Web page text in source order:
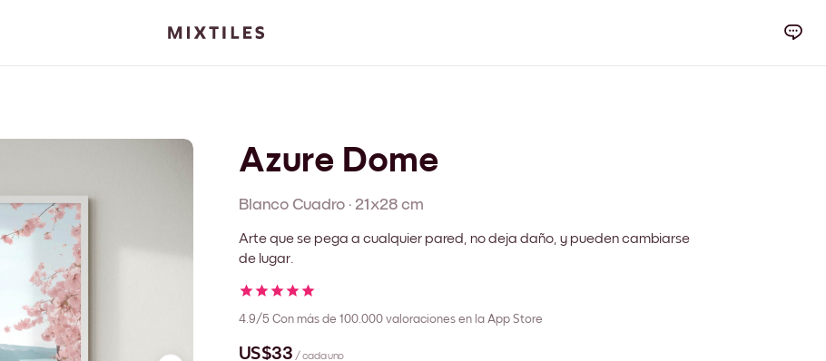
Azure Dome
Blanco Cuadro · 21x28 cm
Arte que se pega a cualquier pared, no deja daño, y pueden cambiarse
de lugar.
4.9/5 Con más de 100.000 valoraciones en la App Store
US$33 / cada uno